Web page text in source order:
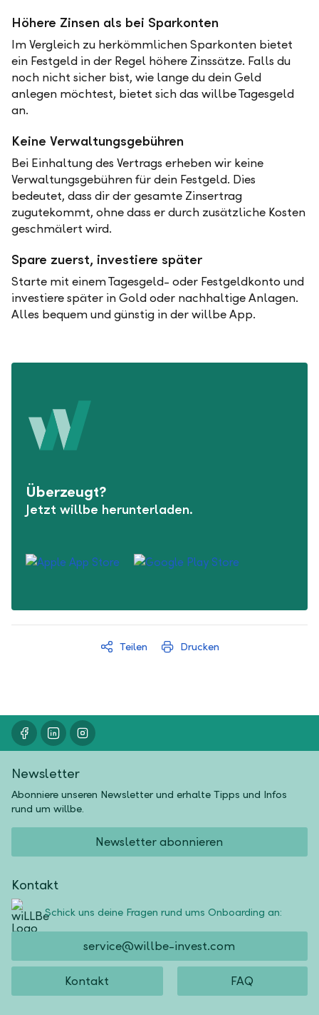
Höhere Zinsen als bei Sparkonten
Im Vergleich zu herkömmlichen Sparkonten bietet
ein Festgeld in der Regel höhere Zinssätze. Falls du
noch nicht sicher bist, wie lange du dein Geld
anlegen möchtest, bietet sich das willbe Tagesgeld
an.
Keine Verwaltungsgebühren
Bei Einhaltung des Vertrags erheben wir keine
Verwaltungsgebühren für dein Festgeld. Dies
bedeutet, dass dir der gesamte Zinsertrag
zugutekommt, ohne dass er durch zusätzliche Kosten
geschmälert wird.
Spare zuerst, investiere später
Starte mit einem Tagesgeld- oder Festgeldkonto und
investiere später in Gold oder nachhaltige Anlagen.
Alles bequem und günstig in der willbe App.
Überzeugt?
Jetzt willbe herunterladen.
Teilen Drucken
Newsletter
Abonniere unseren Newsletter und erhalte Tipps und Infos
rund um willbe.
Newsletter abonnieren
Kontakt
Schick uns deine Fragen rund ums Onboarding an:
service@willbe-invest.com
Kontakt FAQ